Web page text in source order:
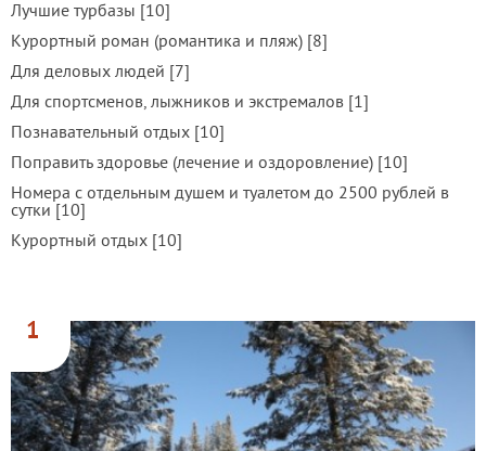
Лучшие турбазы [10]
Курортный роман (романтика и пляж) [8]
Для деловых людей [7]
Для спортсменов, лыжников и экстремалов [1]
Познавательный отдых [10]
Поправить здоровье (лечение и оздоровление) [10]
Номера с отдельным душем и туалетом до 2500 рублей в
сутки [10]
Курортный отдых [10]
1